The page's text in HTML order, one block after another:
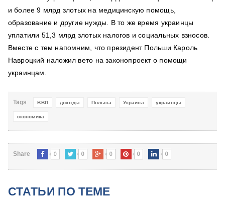
и более 9 млрд злотых на медицинскую помощь,
образование и другие нужды. В то же время украинцы
уплатили 51,3 млрд злотых налогов и социальных взносов.
Вместе с тем напомним, что президент Польши Кароль
Навроцкий наложил вето на законопроект о помощи
украинцам.
Tags ВВП доходы Польша Украина украинцы
экономика
Share 0 0 0 0 0
СТАТЬИ ПО ТЕМЕ